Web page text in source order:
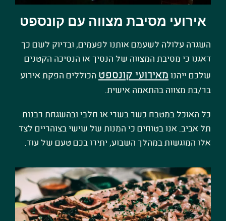
אירועי מסיבת מצווה עם קונספט
השגרה עלולה לשעמם אותנו לפעמים, ובדיוק לשם כך
דאגנו כי מסיבת המצווה של הנסיך או הנסיכה הקטנים
שלכם ייהנו מאירועי קונספט הכוללים הפקת אירוע
בר/בת מצווה בהתאמה אישית.
כל האוכל במטבח כשר בשרי או חלבי ובהשגחת רבנות
תל אביב. אנו בטוחים כי המנות של שישי בצוהריים לצד
אלו המוגשות במהלך השבוע, יתירו בכם טעם של עוד.